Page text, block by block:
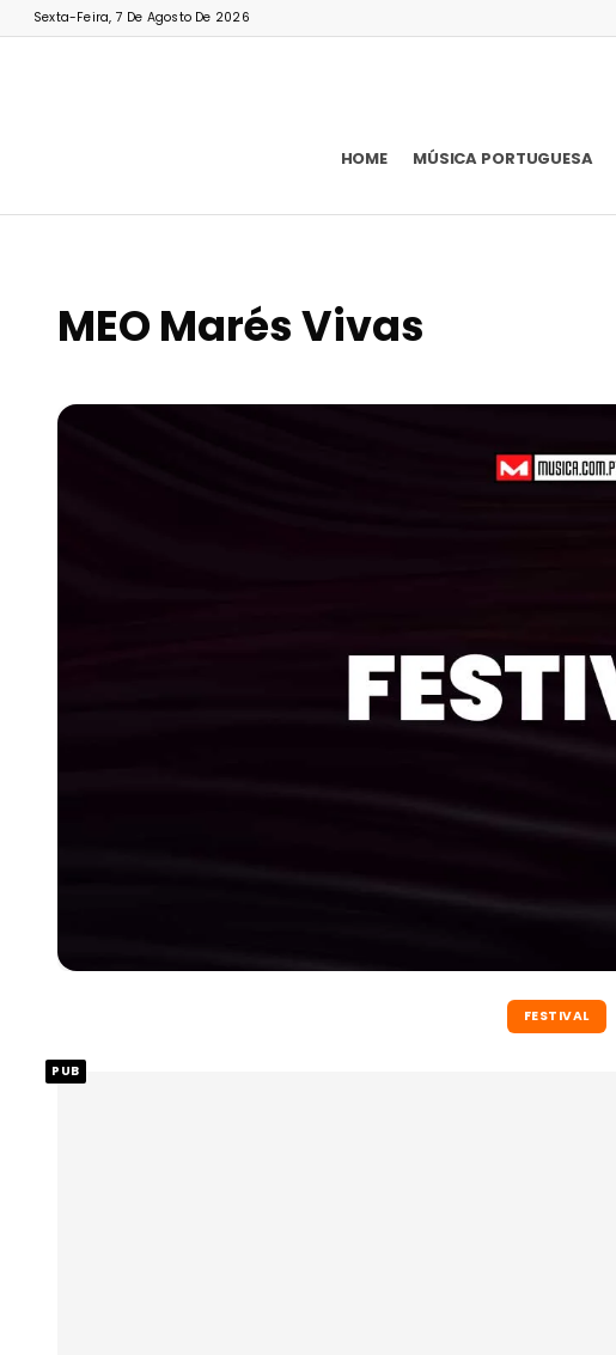
Sexta-Feira, 7 De Agosto De 2026
HOME MÚSICA PORTUGUESA
MEO Marés Vivas
FESTIVAL
PUB